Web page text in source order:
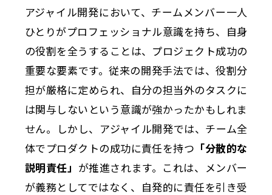
アジャイル開発において、チームメンバー一人
ひとりがプロフェッショナル意識を持ち、自身
の役割を全うすることは、プロジェクト成功の
重要な要素です。従来の開発手法では、役割分
担が厳格に定められ、自分の担当外のタスクに
は関与しないという意識が強かったかもしれま
せん。しかし、アジャイル開発では、チーム全
体でプロダクトの成功に責任を持つ 「分散的な
説明責任」 が推進されます。これは、メンバー
が義務としてではなく、自発的に責任を引き受